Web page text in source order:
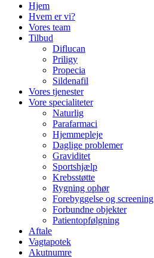
Hjem
Hvem er vi?
Vores team
Tilbud
Diflucan
Priligy
Propecia
Sildenafil
Vores tjenester
Vore specialiteter
Naturlig
Parafarmaci
Hjemmepleje
Daglige problemer
Graviditet
Sportshjælp
Krebsstøtte
Rygning ophør
Forebyggelse og screening
Forbundne objekter
Patientopfølgning
Aftale
Vagtapotek
Akutnumre